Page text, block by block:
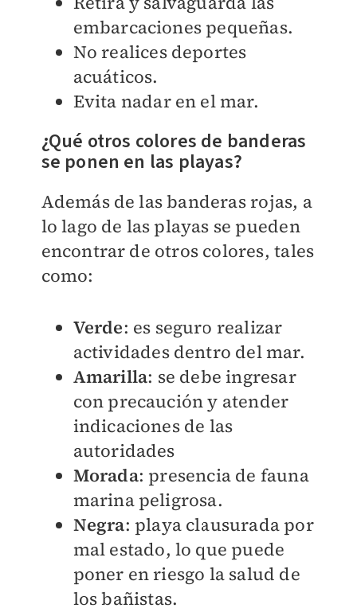
embarcaciones pequeñas.
No realices deportes
acuáticos.
Evita nadar en el mar.
¿Qué otros colores de banderas
se ponen en las playas?
Además de las banderas rojas, a
lo lago de las playas se pueden
encontrar de otros colores, tales
como:
Verde: es seguro realizar
actividades dentro del mar.
Amarilla: se debe ingresar
con precaución y atender
indicaciones de las
autoridades
Morada: presencia de fauna
marina peligrosa.
Negra: playa clausurada por
mal estado, lo que puede
poner en riesgo la salud de
los bañistas.